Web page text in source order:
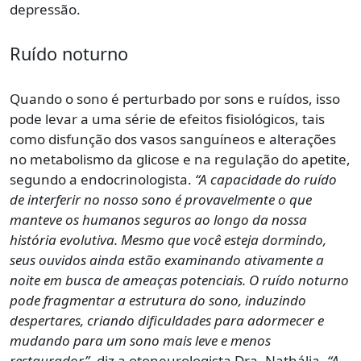
depressão.
Ruído noturno
Quando o sono é perturbado por sons e ruídos, isso
pode levar a uma série de efeitos fisiológicos, tais
como disfunção dos vasos sanguíneos e alterações
no metabolismo da glicose e na regulação do apetite,
segundo a endocrinologista. “A capacidade do ruído
de interferir no nosso sono é provavelmente o que
manteve os humanos seguros ao longo da nossa
história evolutiva. Mesmo que você esteja dormindo,
seus ouvidos ainda estão examinando ativamente a
noite em busca de ameaças potenciais. O ruído noturno
pode fragmentar a estrutura do sono, induzindo
despertares, criando dificuldades para adormecer e
mudando para um sono mais leve e menos